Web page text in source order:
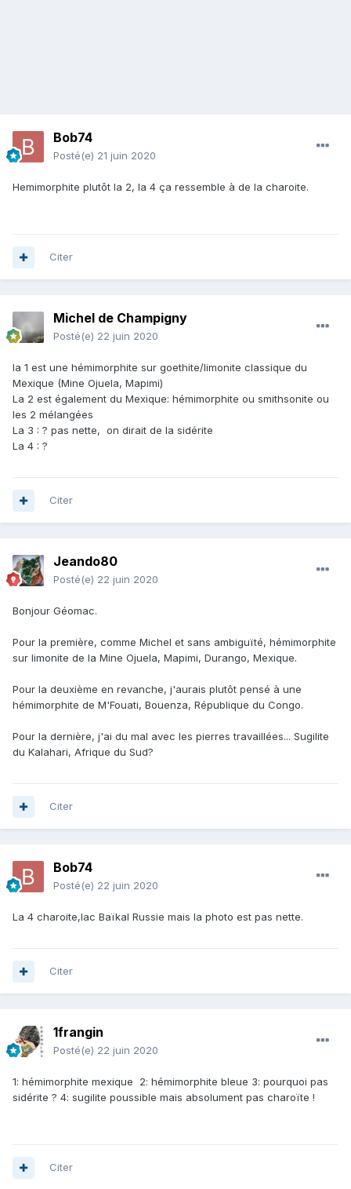
Bob74
Posté(e) 21 juin 2020
Hemimorphite plutôt la 2, la 4 ça ressemble à de la charoite.
Citer
Michel de Champigny
Posté(e) 22 juin 2020
la 1 est une hémimorphite sur goethite/limonite classique du
Mexique (Mine Ojuela, Mapimi)
La 2 est également du Mexique: hémimorphite ou smithsonite ou
les 2 mélangées
La 3 : ? pas nette, on dirait de la sidérite
La 4 : ?
Citer
Jeando80
Posté(e) 22 juin 2020
Bonjour Géomac.
Pour la première, comme Michel et sans ambiguïté, hémimorphite
sur limonite de la Mine Ojuela, Mapimi, Durango, Mexique.
Pour la deuxième en revanche, j'aurais plutôt pensé à une
hémimorphite de M'Fouati, Bouenza, République du Congo.
Pour la dernière, j'ai du mal avec les pierres travaillées... Sugilite
du Kalahari, Afrique du Sud?
Citer
Bob74
Posté(e) 22 juin 2020
La 4 charoite,lac Baïkal Russie mais la photo est pas nette.
Citer
1frangin
Posté(e) 22 juin 2020
1: hémimorphite mexique 2: hémimorphite bleue 3: pourquoi pas
sidérite ? 4: sugilite poussible mais absolument pas charoïte !
Citer